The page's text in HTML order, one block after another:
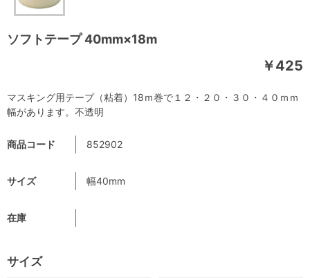
ソフトテープ 40mm×18m
￥425
商品コード 852902
サイズ 幅40mm
在庫
サイズ
マスキング用テープ（粘着）18ｍ巻で１２・２０・３０・４０ｍｍ
幅があります。不透明